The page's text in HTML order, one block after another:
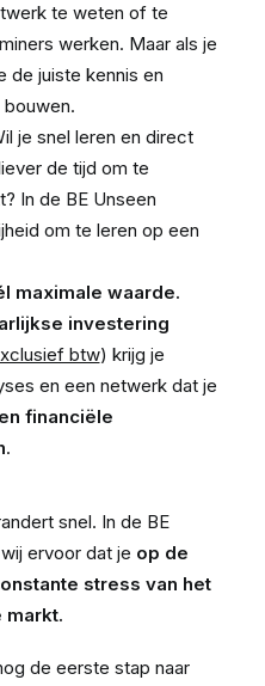
te weten of te
werken. Maar als je
de juiste kennis en
je snel leren en direct
de tijd om te
In de BE Unseen
om te leren op een
maximale waarde.
investering
btw) krijg je
en een netwerk dat je
financiële
.
snel. In de BE
ervoor dat je op de
stress van het
markt.
de eerste stap naar